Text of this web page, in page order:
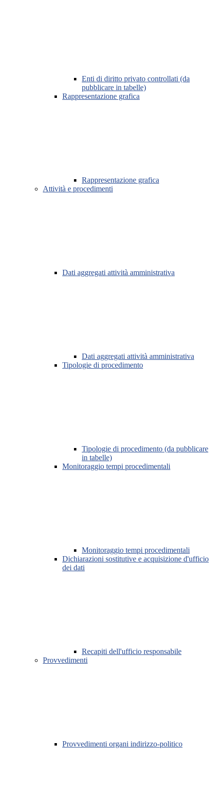
Enti di diritto privato controllati (da
pubblicare in tabelle)
Rappresentazione grafica
Rappresentazione grafica
Attività e procedimenti
Dati aggregati attività amministrativa
Dati aggregati attività amministrativa
Tipologie di procedimento
Tipologie di procedimento (da pubblicare
in tabelle)
Monitoraggio tempi procedimentali
Monitoraggio tempi procedimentali
Dichiarazioni sostitutive e acquisizione d'ufficio
dei dati
Recapiti dell'ufficio responsabile
Provvedimenti
Provvedimenti organi indirizzo-politico